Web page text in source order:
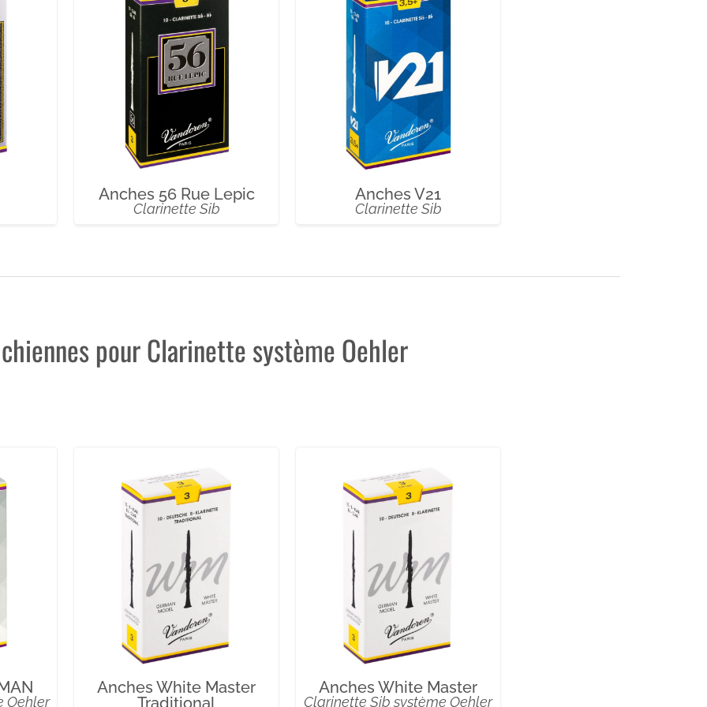
Anches 56 Rue Lepic
Clarinette Sib
Anches V21
Clarinette Sib
pour Clarinette système Oehler
Oehler
Anches White Master
Traditional
Anches White Master
Clarinette Sib système Oehler